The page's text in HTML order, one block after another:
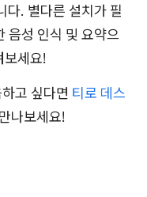
다. 별다른 설치가 필
음성 인식 및 요약으
보세요!
고 싶다면 티로 데스
나보세요!